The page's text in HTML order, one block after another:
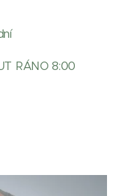
RÁNO 8:00